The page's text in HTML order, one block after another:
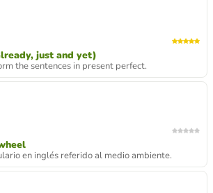
just and yet)
the sentences in present perfect.
en inglés referido al medio ambiente.